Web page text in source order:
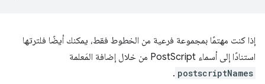
إذا كنت مهتمًا بمجموعة فرعية من الخطوط فقط، يمكنك أيضًا فلترتها
استنادًا إلى أسماء PostScript من خلال إضافة المَعلمة
postscriptNames
.